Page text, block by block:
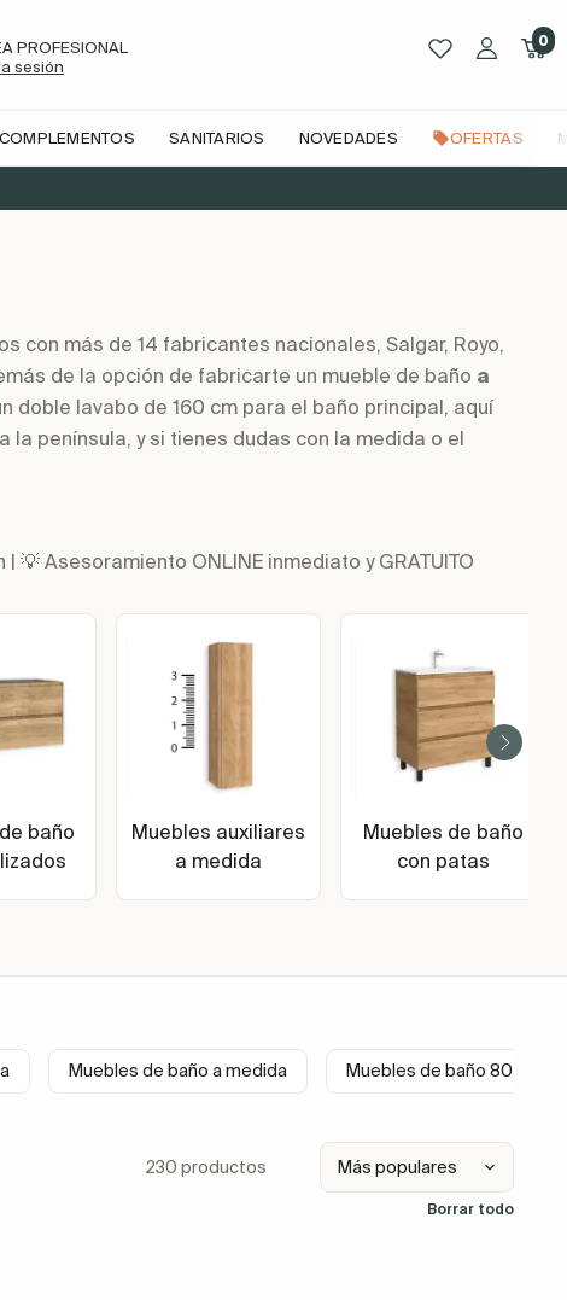
PROFESIONAL
sesión
0
SANITARIOS NOVEDADES OFERTAS
con más de 14 fabricantes nacionales, Salgar, Royo,
de la opción de fabricarte un mueble de baño a
doble lavabo de 160 cm para el baño principal, aquí
la península, y si tienes dudas con la medida o el
Asesoramiento ONLINE inmediato y GRATUITO
baño
Muebles auxiliares
a medida
Muebles de baño
con patas
Muebles de baño a medida Muebles de baño 80 cm
230 productos
Borrar todo